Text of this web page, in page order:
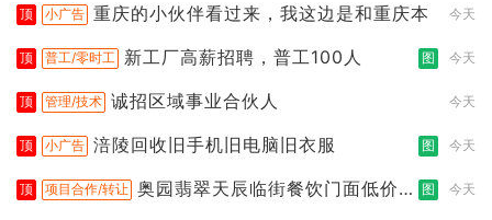
顶 小广告 重庆的小伙伴看过来，我这边是和重庆本 今天
顶 普工/零时工 新工厂高薪招聘，普工100人 图 今天
顶 管理/技术 诚招区域事业合伙人 今天
顶 小广告 涪陵回收旧手机旧电脑旧衣服 图 今天
顶 项目合作/转让 奥园翡翠天辰临街餐饮门面低价转
图 今天